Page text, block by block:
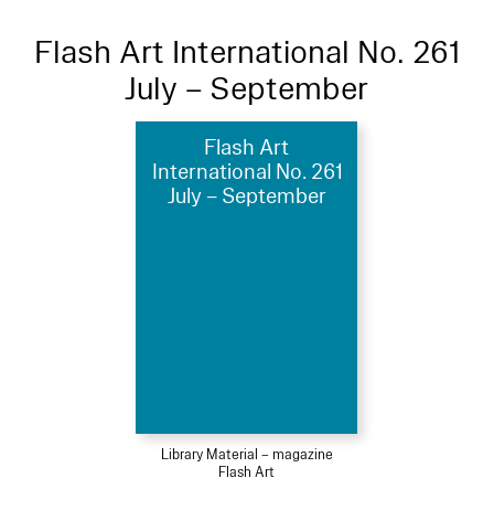
Flash Art International No. 261
July – September
Flash Art
International No. 261
July – September
Library Material – magazine
Flash Art